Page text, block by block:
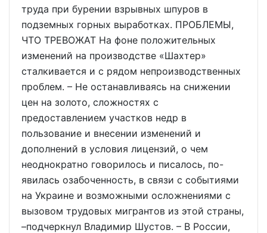
труда при бурении взрывных шпуров в
подземных горных выработках. ПРОБЛЕМЫ,
ЧТО ТРЕВОЖАТ На фоне положительных
изменений на производстве «Шахтер»
сталкивается и с рядом непроизводственных
проблем. – Не останавливаясь на снижении
цен на золото, сложностях с
предоставлением участков недр в
пользование и внесении изменений и
дополнений в условия лицензий, о чем
неоднократно говорилось и писалось, по-
явилась озабоченность, в связи с событиями
на Украине и возможными осложнениями с
вызовом трудовых мигрантов из этой страны,
–подчеркнул Владимир Шустов. – В России,